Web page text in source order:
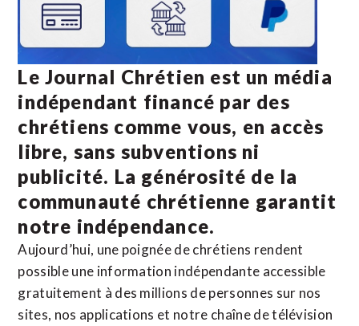
Le Journal Chrétien est un média
indépendant financé par des
chrétiens comme vous, en accès
libre, sans subventions ni
publicité. La générosité de la
communauté chrétienne garantit
notre indépendance.
Aujourd’hui, une poignée de chrétiens rendent
possible une information indépendante accessible
gratuitement à des millions de personnes sur nos
sites, nos applications et notre chaîne de télévision